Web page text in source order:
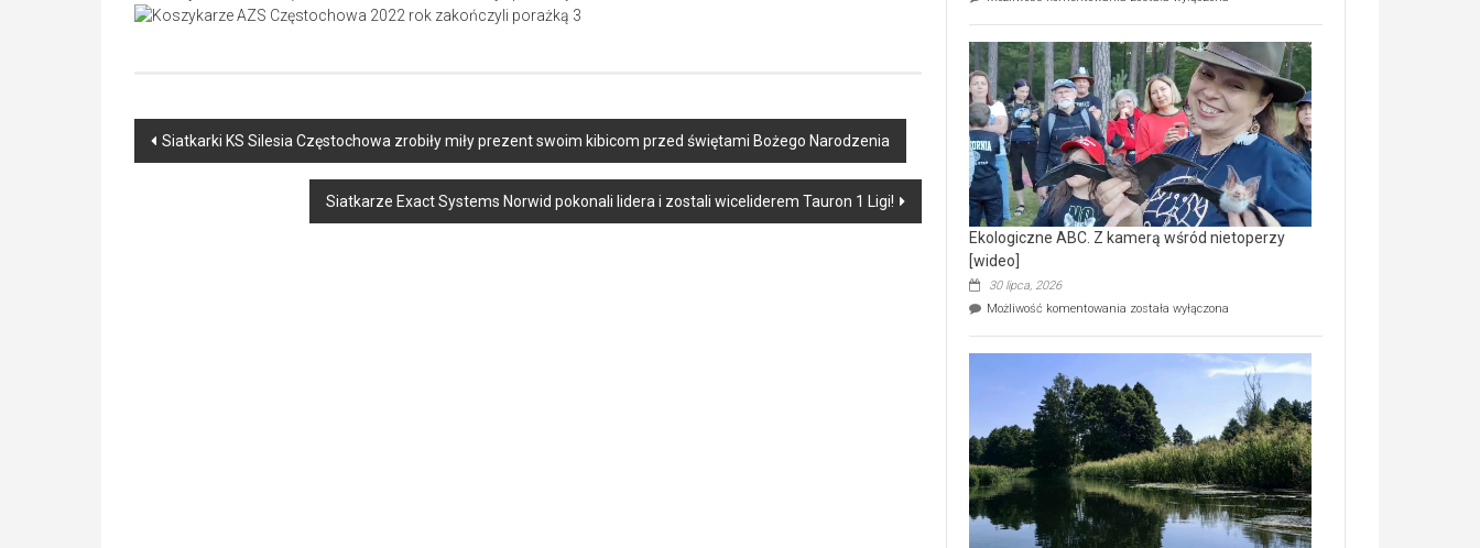
Post
Siatkarki KS Silesia Częstochowa zrobiły miły prezent swoim kibicom przed świętami Bożego Narodzenia
Siatkarze Exact Systems Norwid pokonali lidera i zostali wiceliderem Tauron 1 Ligi!
–
prawdziwy
skarb
natury
[wideo]
Ekologiczne ABC. Z kamerą wśród nietoperzy
[wideo]
30 lipca, 2026
Możliwość komentowania Ekologiczne
wśród
nietoperzy
[wideo]
została wyłączona